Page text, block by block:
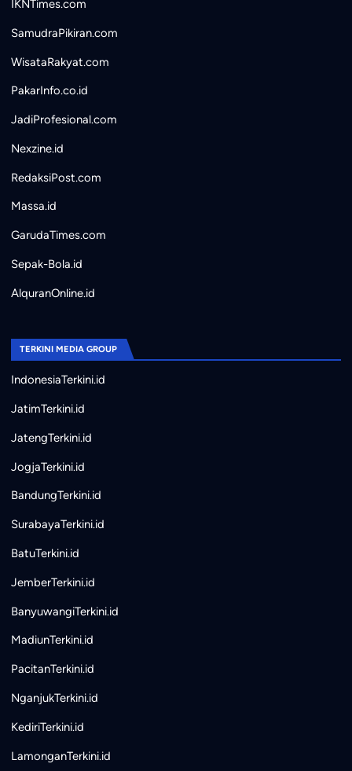
IKNTimes.com
SamudraPikiran.com
WisataRakyat.com
PakarInfo.co.id
JadiProfesional.com
Nexzine.id
RedaksiPost.com
Massa.id
GarudaTimes.com
Sepak-Bola.id
AlquranOnline.id
TERKINI MEDIA GROUP
IndonesiaTerkini.id
JatimTerkini.id
JatengTerkini.id
JogjaTerkini.id
BandungTerkini.id
SurabayaTerkini.id
BatuTerkini.id
JemberTerkini.id
BanyuwangiTerkini.id
MadiunTerkini.id
PacitanTerkini.id
NganjukTerkini.id
KediriTerkini.id
LamonganTerkini.id